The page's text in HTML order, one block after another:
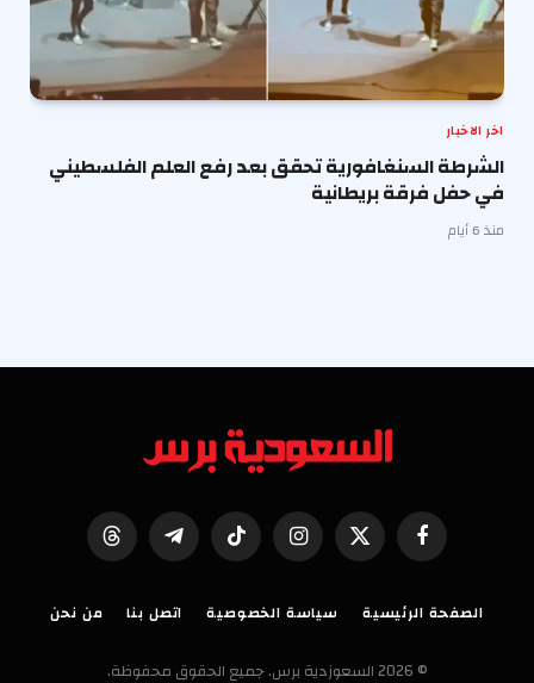
اخر الاخبار
الشرطة السنغافورية تحقق بعد رفع العلم الفلسطيني
في حفل فرقة بريطانية
منذ 6 أيام
فيسبوكX
(Twitter)
الانستغرامتيكتوك تيلقرام Threads
الصفحة الرئيسية سياسة الخصوصية اتصل بنا من نحن
© 2026 السعوزدية برس. جميع الحقوق محفوظة.